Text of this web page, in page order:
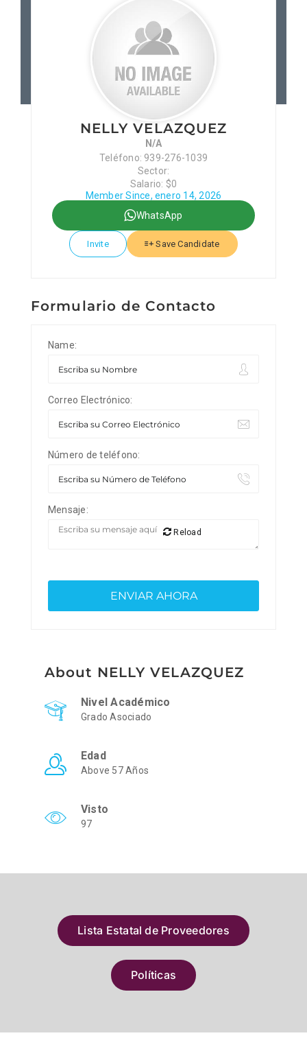
Patronos
Junta Local Desarrollo
Adiestramientos
Sobre Nosotros
NELLY VELAZQUEZ
N/A
Teléfono: 939-276-1039
Sector:
Salario: $0
Member Since, enero 14, 2026
WhatsApp
Invite Save Candidate
Formulario de Contacto
Name:
Correo Electrónico:
Número de teléfono:
Mensaje:
Reload
About NELLY VELAZQUEZ
Nivel Académico
Grado Asociado
Edad
Above 57 Años
Visto
97
Lista Estatal de Proveedores
Políticas